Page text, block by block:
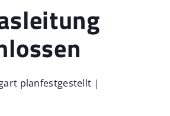
planfestgestellt |